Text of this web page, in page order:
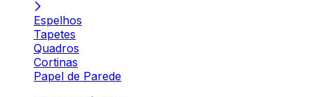
Espelhos
Tapetes
Quadros
Cortinas
Papel de Parede